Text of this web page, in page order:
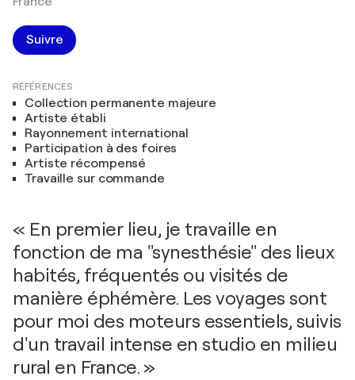
Suivre
RÉFÉRENCES
Collection permanente majeure
Artiste établi
Rayonnement international
Participation à des foires
Artiste récompensé
Travaille sur commande
« En premier lieu, je travaille en
fonction de ma "synesthésie" des lieux
habités, fréquentés ou visités de
manière éphémère. Les voyages sont
pour moi des moteurs essentiels, suivis
d'un travail intense en studio en milieu
rural en France. »